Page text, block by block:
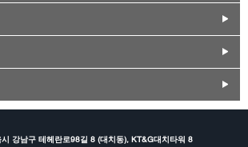
강남구 테헤란로98길 8 (대치동), KT&G대치타워 8